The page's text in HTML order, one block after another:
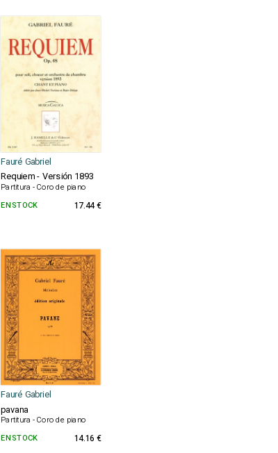
Fauré Gabriel
Requiem - Versión 1893
Partitura - Coro de piano
EN STOCK 17.44 €
Fauré Gabriel
pavana
Partitura - Coro de piano
EN STOCK 14.16 €